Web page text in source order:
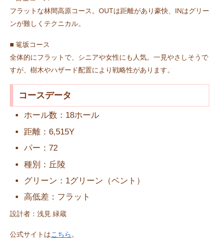
フラットな林間高原コース。OUTは距離があり豪快、INはグリー
ンが難しくテクニカル。
■ 篭坂コース
全体的にフラットで、シニアや女性にも人気。一見やさしそうで
すが、樹木やハザード配置により戦略性があります。
コースデータ
ホール数：18ホール
距離：6,515Y
パー：72
種別：丘陵
グリーン：1グリーン（ベント）
高低差：フラット
設計者：浅見 緑蔵
公式サイトはこちら。